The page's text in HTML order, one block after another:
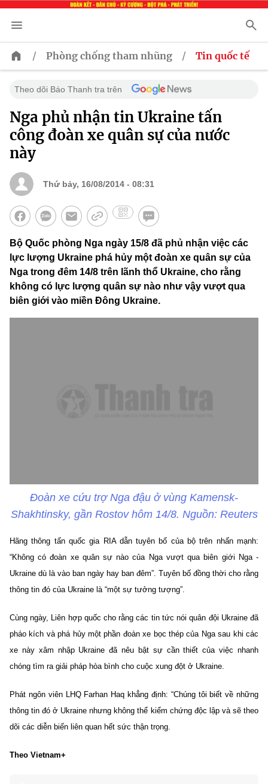
/ Phòng chống tham nhũng / Tin quốc tế
Theo dõi Báo Thanh tra trên
Nga phủ nhận tin Ukraine tấn
công đoàn xe quân sự của nước
này
Thứ bảy, 16/08/2014 - 08:31
Bộ Quốc phòng Nga ngày 15/8 đã phủ nhận việc các
lực lượng Ukraine phá hủy một đoàn xe quân sự của
Nga trong đêm 14/8 trên lãnh thổ Ukraine, cho rằng
không có lực lượng quân sự nào như vậy vượt qua
biên giới vào miền Đông Ukraine.
Đoàn xe cứu trợ Nga đậu ở vùng Kamensk-
Shakhtinsky, gần Rostov hôm 14/8. Nguồn: Reuters
Hãng thông tấn quốc gia RIA dẫn tuyên bố của bộ trên nhấn mạnh:
“Không có đoàn xe quân sự nào của Nga vượt qua biên giới Nga -
Ukraine dù là vào ban ngày hay ban đêm”. Tuyên bố đồng thời cho rằng
thông tin đó của Ukraine là “một sự tưởng tượng”.
Cùng ngày, Liên hợp quốc cho rằng các tin tức nói quân đội Ukraine đã
pháo kích và phá hủy một phần đoàn xe bọc thép của Nga sau khi các
xe này xâm nhập Ukraine đã nêu bật sự cần thiết của việc nhanh
chóng tìm ra giải pháp hòa bình cho cuộc xung đột ở Ukraine.
Phát ngôn viên LHQ Farhan Haq khẳng định: “Chúng tôi biết về những
thông tin đó ở Ukraine nhưng không thể kiểm chứng độc lập và sẽ theo
dõi các diễn biến liên quan hết sức thận trọng.
Theo Vietnam+